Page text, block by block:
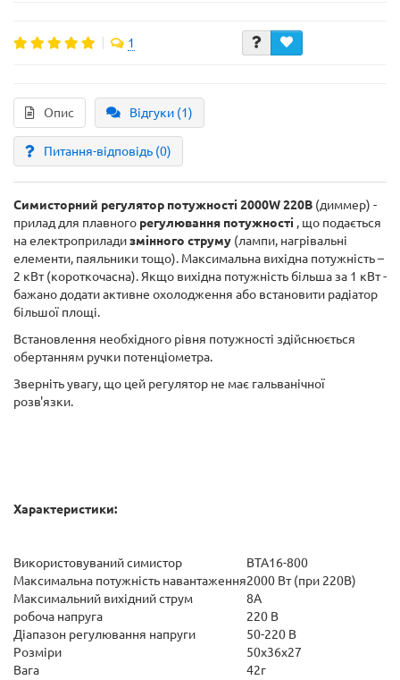
1
Опис Відгуки (1)
Питання-відповідь (0)
Симисторний регулятор потужності 2000W 220В (диммер) -
прилад для плавного регулювання потужності , що подається
на електроприладизмінного струму (лампи, нагрівальні
елементи, паяльники тощо). Максимальна вихідна потужність –
2 кВт (короткочасна). Якщо вихідна потужність більша за 1 кВт -
бажано додати активне охолодження або встановити радіатор
більшої площі.
Встановлення необхідного рівня потужності здійснюється
обертанням ручки потенціометра.
Зверніть увагу, що цей регулятор не має гальванічної
розв'язки.
Характеристики:
Використовуваний симистор
BTA16-800
Максимальна потужність навантаження2000 Вт (при 220В)
Максимальний вихідний струм
8А
робоча напруга
220 В
Діапазон регулювання напруги
50-220 В
Розміри
50х36х27
Вага
42г